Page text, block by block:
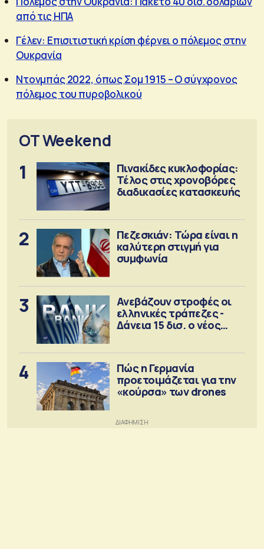
από τις ΗΠΑ
Γέλεν: Επισιτιστική κρίση φέρνει ο πόλεμος στην
Ουκρανία
Ντονμπάς 2022, όπως Σομ 1915 – Ο σύγχρονος
πόλεμος του πυροβολικού
OT Weekend
1
Πινακίδες κυκλοφορίας:
Τέλος στις χρονοβόρες
διαδικασίες κατασκευής
2
Πεζεσκιάν: Τώρα είναι η
καλύτερη στιγμή για
συμφωνία
3
Ανεβάζουν στροφές οι
ελληνικές τράπεζες -
Δάνεια 15 δισ. ο νέος
4
Πώς η Γερμανία
προετοιμάζεται για την
«κούρσα» των drones